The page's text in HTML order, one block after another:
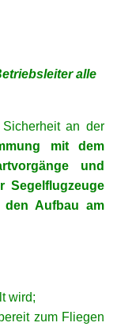
alle
an der
mit dem
und
Segelflugzeuge
Aufbau am
wird;
zum Fliegen